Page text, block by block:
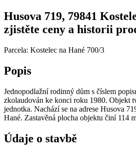
Husova 719, 79841
zjistěte ceny a historii
Parcela: Kostelec na Hané 700/3
Popis
Jednopodlažní rodinný dům s číslem
zkolaudován ke konci roku 1980. Objekt
jednotka. Nachází se na adrese Husova
Hané. Zastavěná plocha objektu činí 114
Údaje o stavbě